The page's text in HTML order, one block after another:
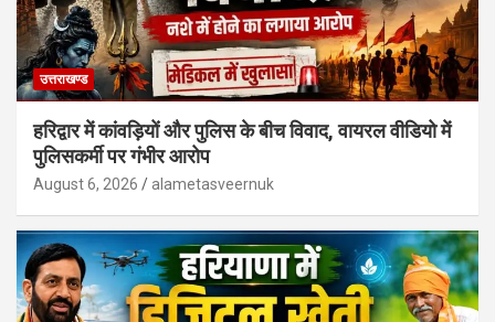
उत्तराखण्ड
हरिद्वार में कांवड़ियों और पुलिस के बीच विवाद, वायरल वीडियो में
पुलिसकर्मी पर गंभीर आरोप
August 6, 2026 alametasveernuk